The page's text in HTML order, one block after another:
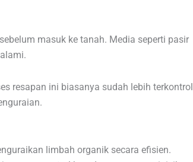
masuk ke tanah. Media seperti pasir
resapan ini biasanya sudah lebih terkontrol
limbah organik secara efisien.